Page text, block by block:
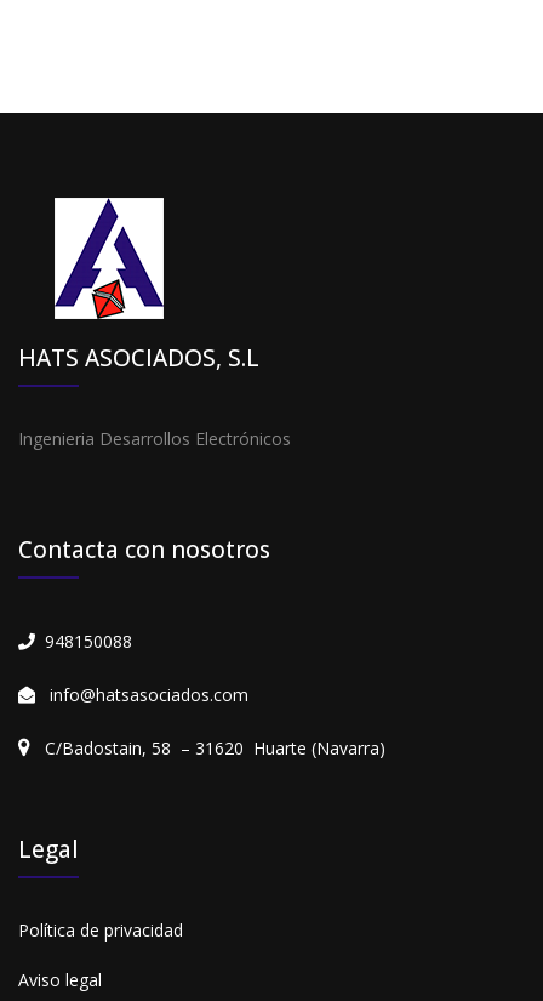
HATS ASOCIADOS, S.L
Ingenieria Desarrollos Electrónicos
Contacta con nosotros
948150088
info@hatsasociados.com
C/Badostain, 58 – 31620 Huarte (Navarra)
Legal
Política de privacidad
Aviso legal